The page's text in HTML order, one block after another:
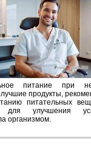
питание при
продукты,
питательных
для улучшения
организмом.